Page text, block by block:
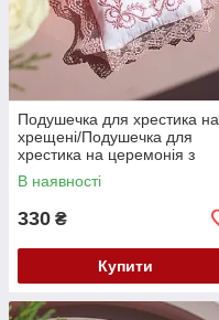
Подушечка для хрестика на
хрещені/Подушечка для
хрестика на церемонія з
вишивкою
В наявності
330 ₴
Купити